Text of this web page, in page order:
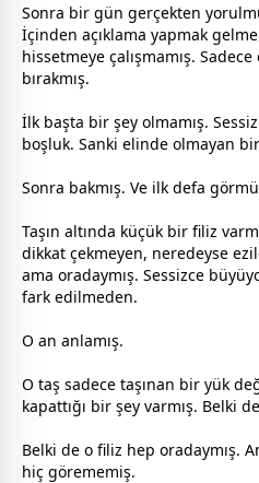
Sonra bir gün gerçekten
İçinden açıklama yapmak
hissetmeye çalışmamış.
bırakmış.
İlk başta bir şey olmamış.
boşluk. Sanki elinde olmayan
Sonra bakmış. Ve ilk defa
Taşın altında küçük bir filiz
dikkat çekmeyen, neredeyse
ama oradaymış. Sessizce
fark edilmeden.
O an anlamış.
O taş sadece taşınan bir yük
kapattığı bir şey varmış. Belki
Belki de o filiz hep oradaymış.
hiç görememiş.